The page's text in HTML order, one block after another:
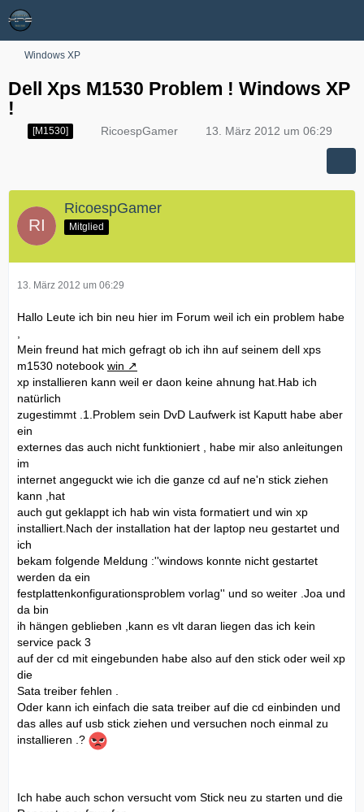
Windows XP
Dell Xps M1530 Problem ! Windows XP
!
[M1530] RicoespGamer 13. März 2012 um 06:29
RicoespGamer
Mitglied
13. März 2012 um 06:29
Hallo Leute ich bin neu hier im Forum weil ich ein problem habe
Mein freund hat mich gefragt ob ich ihn auf seinem dell xps
m1530 notebook win
xp installieren kann weil er daon keine ahnung hat.Hab ich
natürlich
zugestimmt .1.Problem sein DvD Laufwerk ist Kaputt habe aber
ein
externes das auch nicht funktioniert , habe mir also anleitungen
im
internet angeguckt wie ich die ganze cd auf ne'n stick ziehen
kann ,hat
auch gut geklappt ich hab win vista formatiert und win xp
installiert.Nach der installation hat der laptop neu gestartet und
ich
bekam folgende Meldung :''windows konnte nicht gestartet
werden da ein
festplattenkonfigurationsproblem vorlag'' und so weiter .Joa und
da bin
ih hängen geblieben ,kann es vlt daran liegen das ich kein
service pack 3
auf der cd mit eingebunden habe also auf den stick oder weil xp
die
Sata treiber fehlen .
Oder kann ich einfach die sata treiber auf die cd einbinden und
das alles auf usb stick ziehen und versuchen noch einmal zu
installieren .?
Ich habe auch schon versucht vom Stick neu zu starten und die